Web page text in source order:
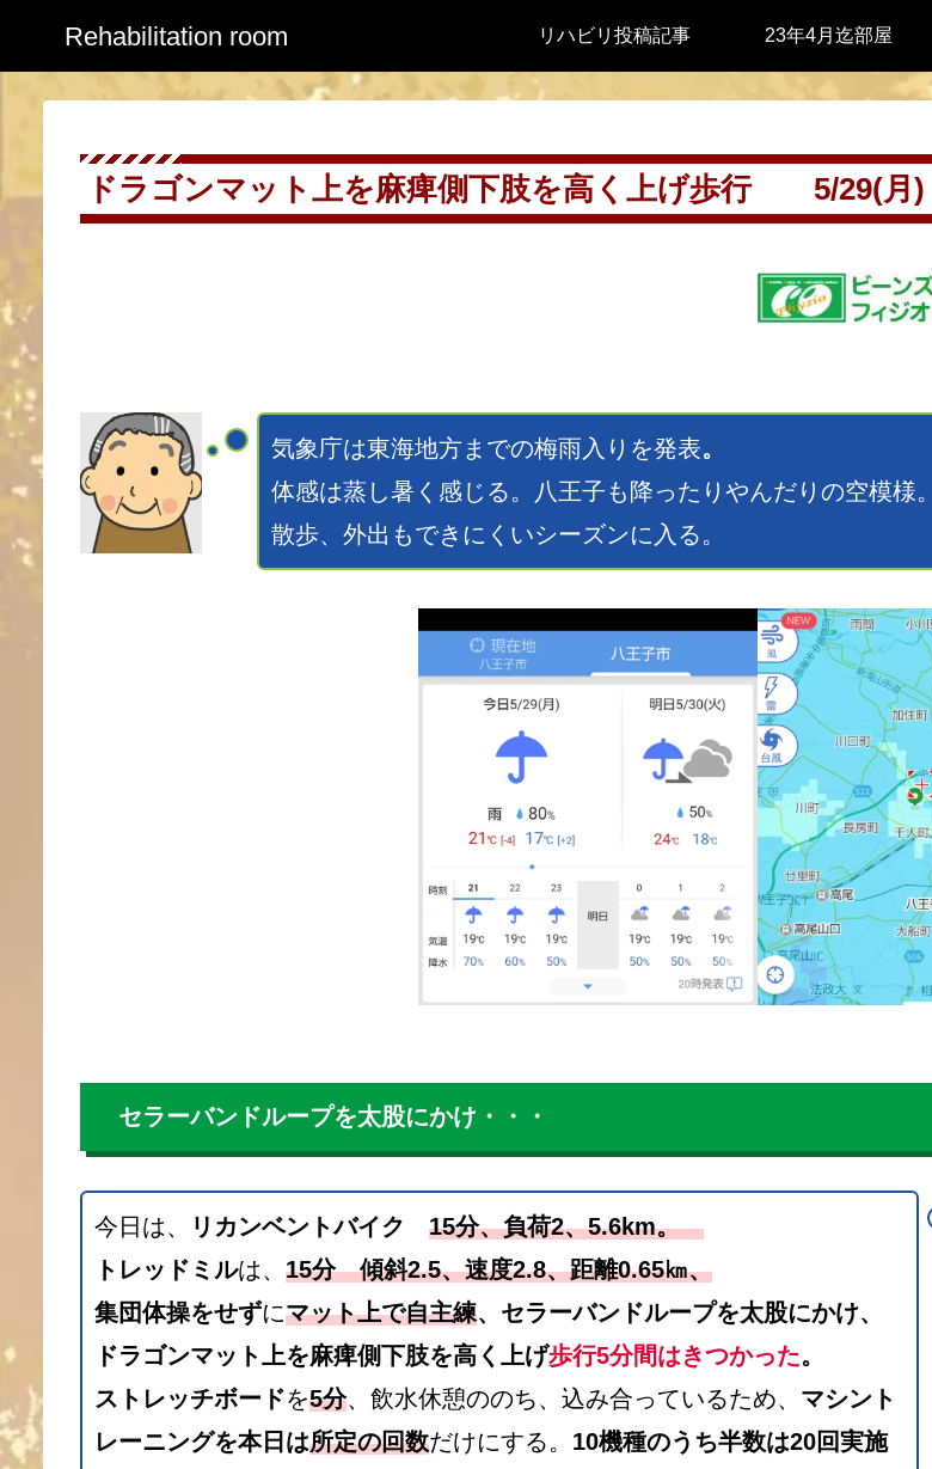
Rehabilitation room リハビリ投稿記事 23年4月迄部屋
ドラゴンマット上を麻痺側下肢を高く上げ歩行 5/29(月)
気象庁は東海地方までの梅雨入りを発表。
体感は蒸し暑く感じる。八王子も降ったりやんだりの空模様。
散歩、外出もできにくいシーズンに入る。
セラーバンドループを太股にかけ・・・
今日は、 リカンベントバイク
15分、負荷2、5.6km。
トレッドミルは、 15分 傾斜2.5、速度2.8、距離0.65㎞、
集団体操をせずにマット上で自主練、セラーバンドループを太股にかけ、
ドラゴンマット上を麻痺側下肢を高く上げ歩行5分間はきつかった。
ストレッチボードを5分、飲水休憩ののち、込み合っているため、 マシント
レーニングを本日は所定の回数だけにする。 10機種のうち半数は20回実施